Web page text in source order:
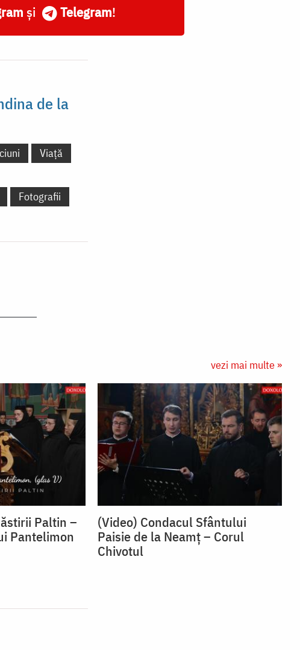
și Telegram!
de la
Viață
Fotografii
vezi mai multe »
Paltin –
Pantelimon
(Video) Condacul Sfântului
Paisie de la Neamț – Corul
Chivotul